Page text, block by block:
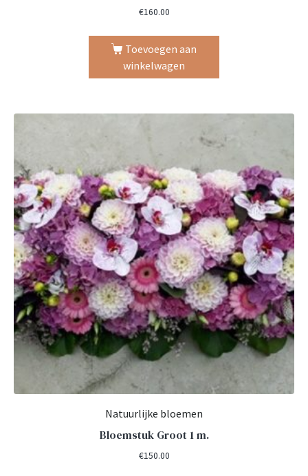
€160.00
Toevoegen aan
winkelwagen
Natuurlijke bloemen
Bloemstuk Groot 1 m.
€150.00